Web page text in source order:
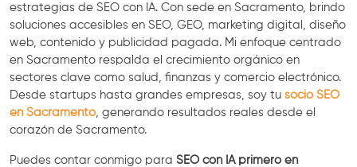
estrategias de SEO con IA. Con sede en Sacramento, brindo
soluciones accesibles en SEO, GEO, marketing digital, diseño
web, contenido y publicidad pagada. Mi enfoque centrado
en Sacramento respalda el crecimiento orgánico en
sectores clave como salud, finanzas y comercio electrónico.
Desde startups hasta grandes empresas, soy tu socio SEO
en Sacramento , generando resultados reales desde el
corazón de Sacramento.
Puedes contar conmigo para SEO con IA primero en